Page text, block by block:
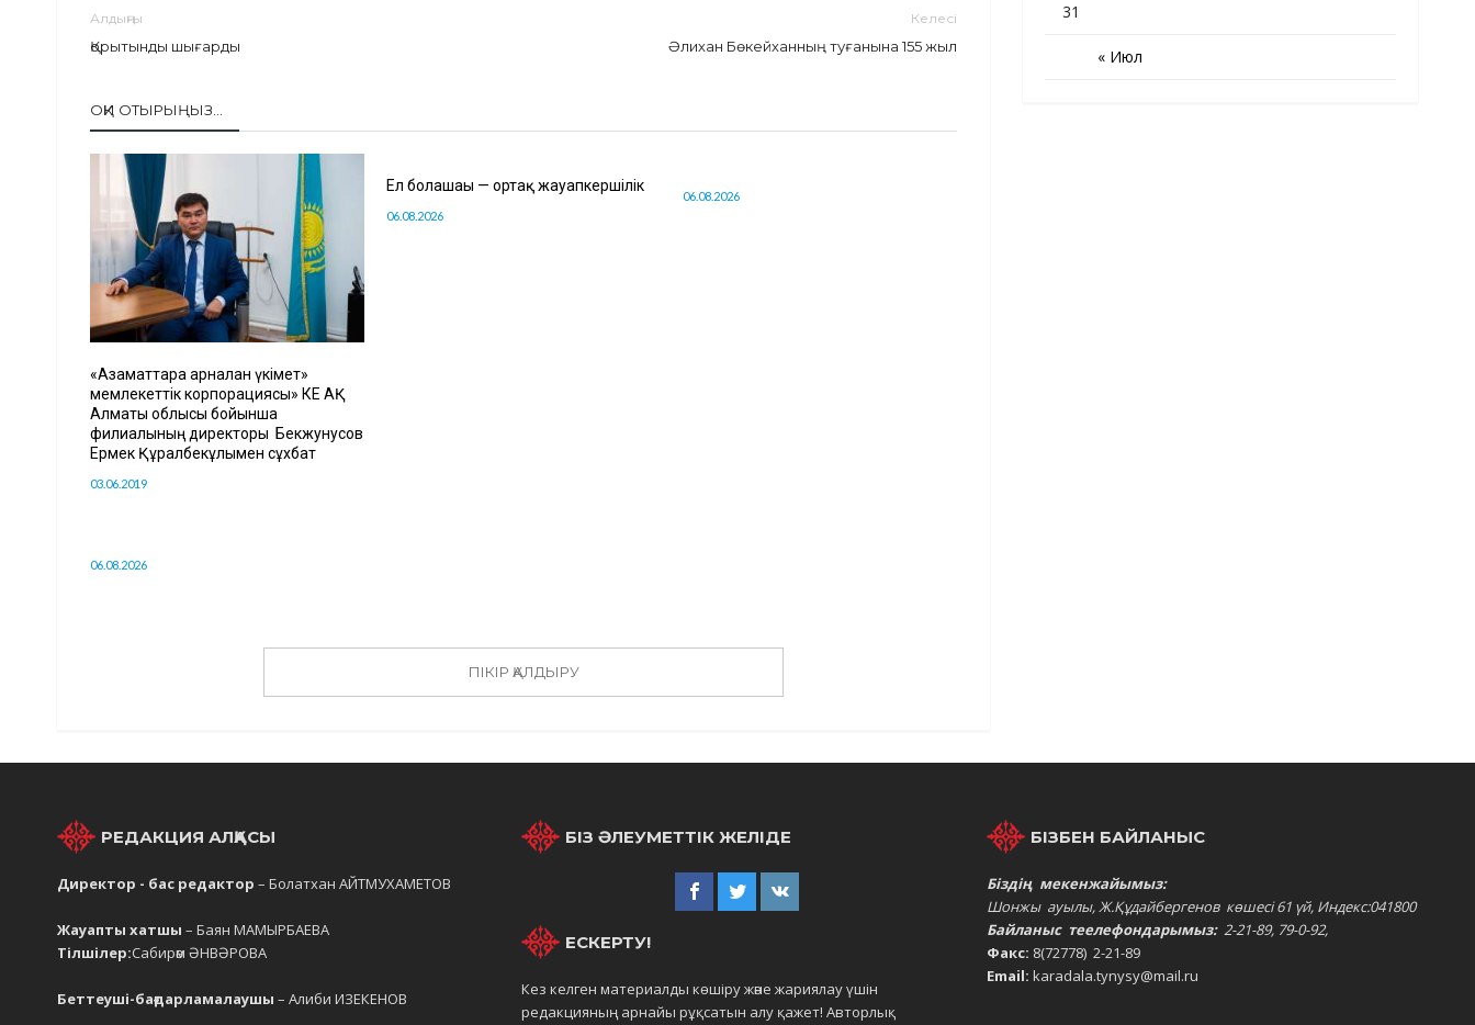
Алдыңғы
Қорытынды шығарды
Келесі
Әлихан Бөкейханның туғанына 155 жыл
ОҚИ ОТЫРЫҢЫЗ...
«Азаматтарға арналған үкімет»
мемлекеттік корпорациясы» КЕ АҚ
Алматы облысы бойынша
филиалының директоры Бекжунусов
Ермек Құралбекұлымен сұхбат
03.06.2019
Ел болашағы — ортақ жауапкершілік
06.08.2026
06.08.2026
06.08.2026
ПІКІР ҚАЛДЫРУ
« Июл
31
РЕДАКЦИЯ АЛҚАСЫ
Директор - бас редактор – Болатхан АЙТМУХАМЕТОВ
Жауапты хатшы – Баян МАМЫРБАЕВА
Тілшілер:Сабирәм ӘНВӘРОВА
Беттеуші-бағдарламалаушы – Алиби ИЗЕКЕНОВ
БІЗ ӘЛЕУМЕТТІК ЖЕЛІДЕ
ЕСКЕРТУ!
Кез келген материалды көшіру және жариялау үшін
редакцияның арнайы рұқсатын алу қажет! Авторлық
БІЗБЕН БАЙЛАНЫС
Біздің мекенжайымыз:
Шонжы ауылы, Ж.Құдайбергенов көшесі 61 үй, Индекс:041800
Байланыс теелефондарымыз: 2-21-89, 79-0-92,
Факс: 8(72778) 2-21-89
Email: karadala.tynysy@mail.ru